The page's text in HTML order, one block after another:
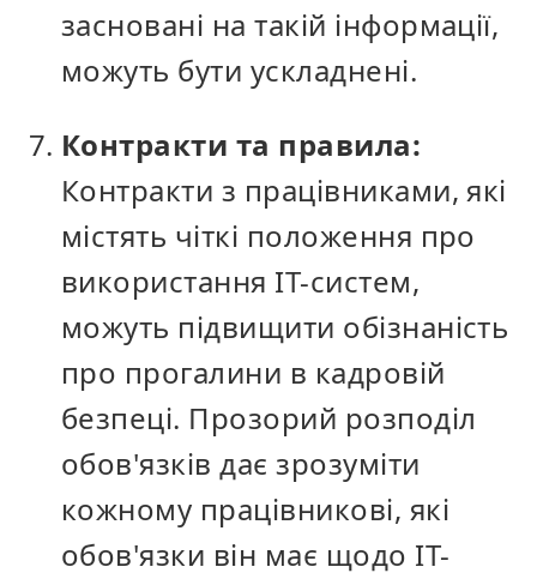
засновані на такій інформації,
можуть бути ускладнені.
Контракти та правила:
Контракти з працівниками, які
містять чіткі положення про
використання ІТ-систем,
можуть підвищити обізнаність
про прогалини в кадровій
безпеці. Прозорий розподіл
обов'язків дає зрозуміти
кожному працівникові, які
обов'язки він має щодо ІТ-